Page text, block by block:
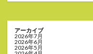
アーカイブ
2026年7月
2026年6月
2026年5月